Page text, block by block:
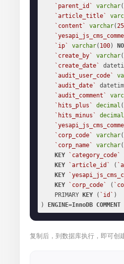
`parent_id`
varchar(
`article_title`
`content`
varchar(
`ip`
varchar( 100)
`create_by`
varchar(
`create_date`
`audit_user_code`
`audit_date`
`audit_comment`
`hits_plus`
decimal (
`hits_minus`
decimal
`corp_code`
varchar(
`corp_name`
varchar(
KEY
`category_code`
KEY
`article_id` (
KEY
KEY
`corp_code` (
    PRIMARY
KEY ( `id` )
)
ENGINE=InnoDB COMMENT
复制后，到数据库执行，即可创